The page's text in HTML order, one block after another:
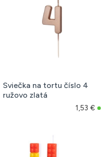
Sviečka na tortu číslo 4
ružovo zlatá
1,53 €